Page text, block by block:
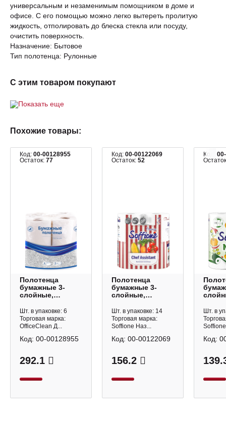
универсальным и незаменимым помощником в доме и
офисе. С его помощью можно легко вытереть пролитую
жидкость, отполировать до блеска стекла или посуду,
очистить поверхность.
Назначение: Бытовое
Тип полотенца: Рулонные
С этим товаром покупают
Показать еще
Похожие товары:
Код: 00-00128955
Остаток: 77
Полотенца
бумажные 3-
слойные,
4рул*11м
"Premium"
300443
Шт. в упаковке: 6
Торговая марка:
OfficeClean Д...
292.1
Код: 00-00128955
Код: 00-00122069
Остаток: 52
Полотенца
бумажные 3-
слойные,
белые, 2рул*11м
"Chef Assistant"
146/165071
Шт. в упаковке: 14
Торговая марка:
Soffione Наз...
156.2
Код: 00-00122069
Код:
Шт. в
Код: